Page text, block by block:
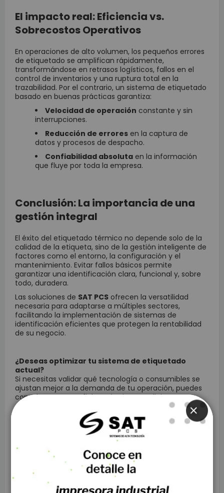
El impacto real: Eficiencia vs.
Sobrecostos Operativos
En operaciones de alto volumen, los pequeños errores
de etiquetado se amplifican rápidamente,
transformándose en retrasos logísticos, fallos en el
control de inventarios y una ruptura total en la
trazabilidad. Por el contrario, un sistema de etiquetado
basado en buenas prácticas garantiza:
Velocidad de operación constante y sin
interrupciones.
Reducción de errores en la captura de
datos y procesos de despacho.
Confiabilidad absoluta en la información
que fluye por toda la empresa.
Conclusión: La importancia de una
gestión integral
El éxito del etiquetado térmico no depende solo de la
calidad de la etiqueta, sino de la gestión inteligente de
factores como el entorno, la configuración y el
mantenimiento. Evitar fallos básicos permite
garantizar una identificación clara, funcional y, sobre
todo, duradera.
Las soluciones de SAT PCS ofrecen la versatilidad
necesaria para adaptarse a múltiples sectores,
facilitando la implementación de sistemas de
identificación eficientes que protegen la rentabilidad
de su negocio.
¿Deseas optimizar tu sistema de etiquetado
actual?
Si necesitas validar qué tecnología o consumibles se
ajustan mejor a la demanda de tu operación, puedes
consultar nuestras fichas técnicas o solicitar una
auditoría técnica especializada.
← Previous
CLOSE